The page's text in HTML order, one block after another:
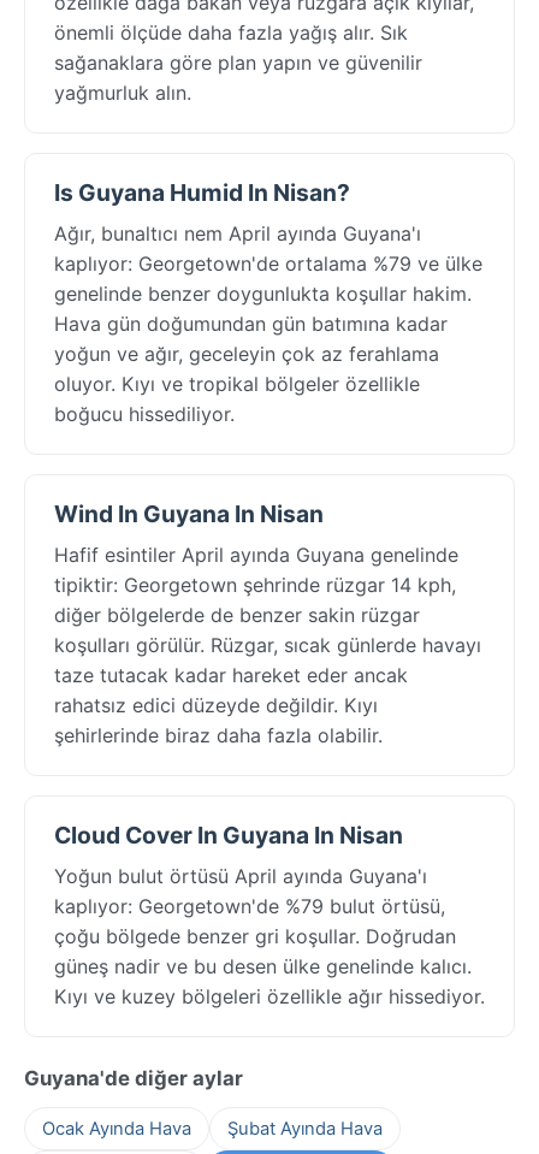
önemli ölçüde daha fazla yağış alır. Sık
sağanaklara göre plan yapın ve güvenilir
yağmurluk alın.
Is Guyana Humid In Nisan?
Ağır, bunaltıcı nem April ayında Guyana'ı
kaplıyor: Georgetown'de ortalama %79 ve ülke
genelinde benzer doygunlukta koşullar hakim.
Hava gün doğumundan gün batımına kadar
yoğun ve ağır, geceleyin çok az ferahlama
oluyor. Kıyı ve tropikal bölgeler özellikle
boğucu hissediliyor.
Wind In Guyana In Nisan
Hafif esintiler April ayında Guyana genelinde
tipiktir: Georgetown şehrinde rüzgar 14 kph,
diğer bölgelerde de benzer sakin rüzgar
koşulları görülür. Rüzgar, sıcak günlerde havayı
taze tutacak kadar hareket eder ancak
rahatsız edici düzeyde değildir. Kıyı
şehirlerinde biraz daha fazla olabilir.
Cloud Cover In Guyana In Nisan
Yoğun bulut örtüsü April ayında Guyana'ı
kaplıyor: Georgetown'de %79 bulut örtüsü,
çoğu bölgede benzer gri koşullar. Doğrudan
güneş nadir ve bu desen ülke genelinde kalıcı.
Kıyı ve kuzey bölgeleri özellikle ağır hissediyor.
Guyana'de diğer aylar
Ocak Ayında Hava Şubat Ayında Hava